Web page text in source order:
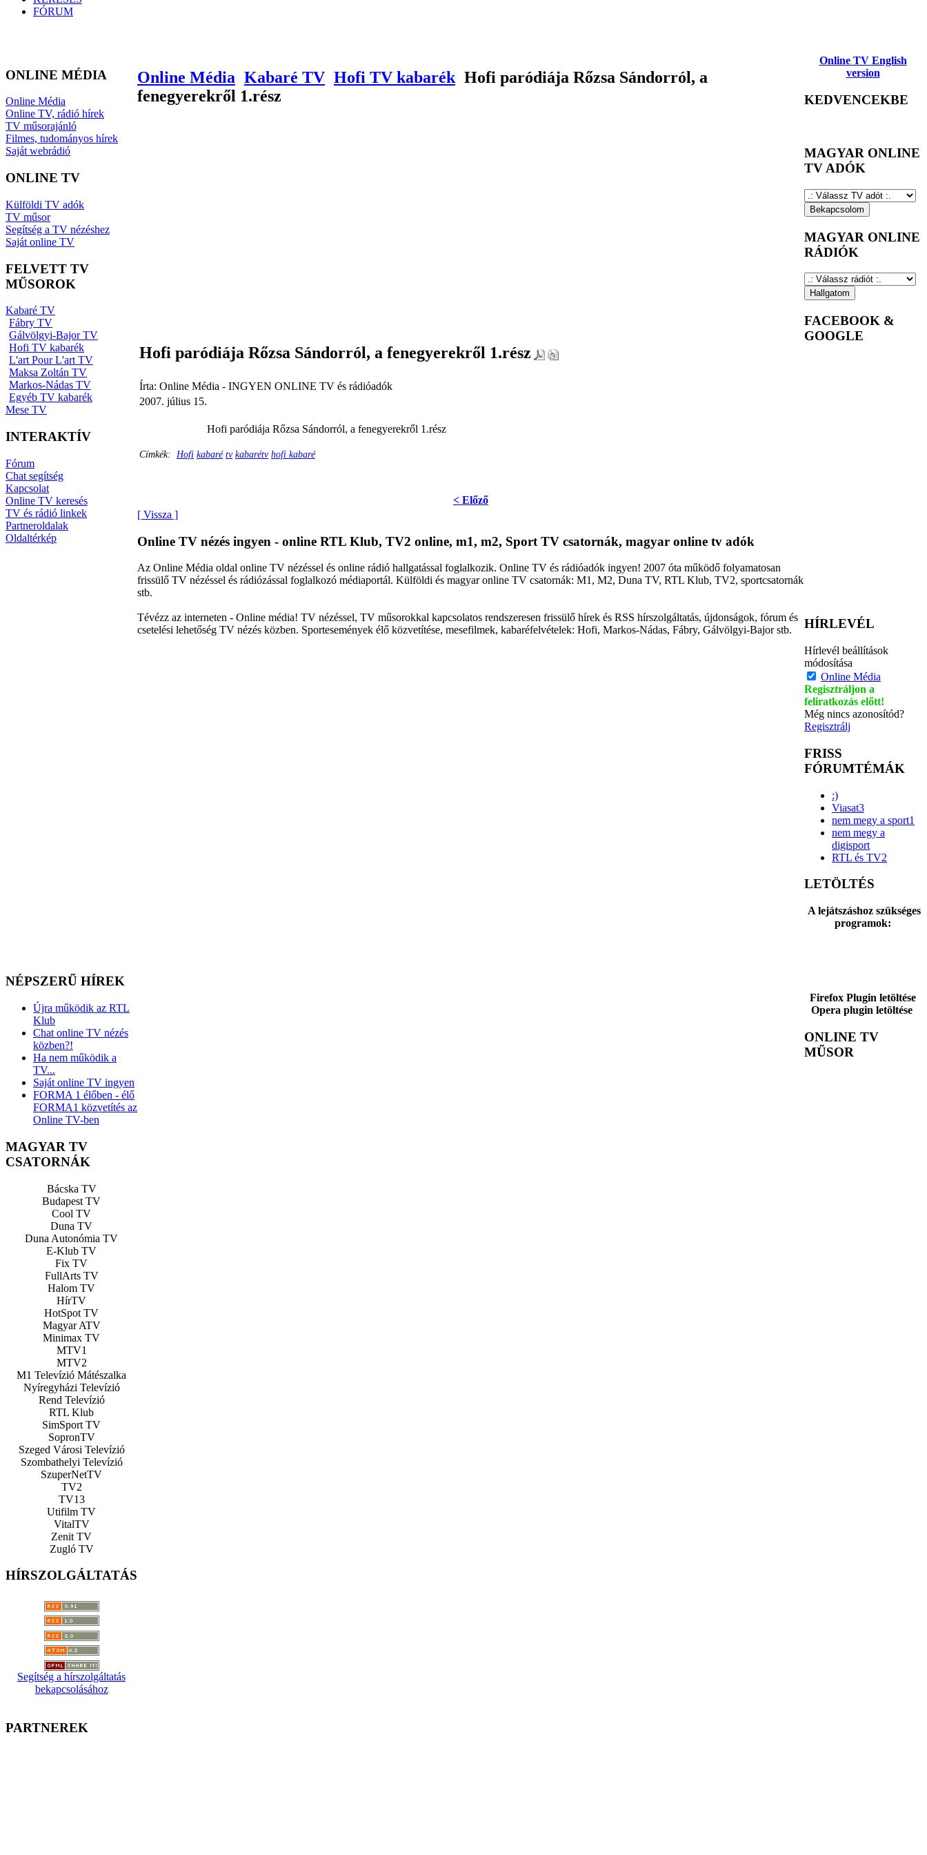
FÓRUM
ONLINE MÉDIA
Online Média
Online TV, rádió hírek
TV műsorajánló
Filmes, tudományos hírek
Saját webrádió
ONLINE TV
Külföldi TV adók
TV műsor
Segítség a TV nézéshez
Saját online TV
FELVETT TV
MŰSOROK
Kabaré TV
Fábry TV
Gálvölgyi-Bajor TV
Hofi TV kabarék
L'art Pour L'art TV
Maksa Zoltán TV
Markos-Nádas TV
Egyéb TV kabarék
Mese TV
INTERAKTÍV
Fórum
Chat segítség
Kapcsolat
Online TV keresés
TV és rádió linkek
Partneroldalak
Oldaltérkép
NÉPSZERŰ HÍREK
Újra működik az RTL
Klub
Chat online TV nézés
közben?!
Ha nem működik a
TV...
Saját online TV ingyen
FORMA 1 élőben - élő
FORMA1 közvetítés az
Online TV-ben
MAGYAR TV
CSATORNÁK
Bácska TV
Budapest TV
Cool TV
Duna TV
Duna Autonómia TV
E-Klub TV
Fix TV
FullArts TV
Halom TV
HírTV
HotSpot TV
Magyar ATV
Minimax TV
MTV1
MTV2
M1 Televízió Mátészalka
Nyíregyházi Televízió
Rend Televízió
RTL Klub
SimSport TV
SopronTV
Szeged Városi Televízió
Szombathelyi Televízió
SzuperNetTV
TV2
TV13
Utifilm TV
VitalTV
Zenit TV
Zugló TV
HÍRSZOLGÁLTATÁS
Segítség a hírszolgáltatás
bekapcsolásához
PARTNEREK
Online Média Kabaré TV Hofi TV kabarék Hofi paródiája Rőzsa Sándorról, a
fenegyerekről 1.rész
Hofi paródiája Rőzsa Sándorról, a fenegyerekről 1.rész
Írta: Online Média - INGYEN ONLINE TV és rádióadók
2007. július 15.
Hofi paródiája Rőzsa Sándorról, a fenegyerekről 1.rész
Címkék: Hofi kabaré tv kabarétv hofi kabaré
< Előző
[ Vissza ]
Online TV nézés ingyen - online RTL Klub, TV2 online, m1, m2, Sport TV csatornák, magyar online tv adók
Az Online Média oldal online TV nézéssel és online rádió hallgatással foglalkozik. Online TV és rádióadók ingyen! 2007 óta működő folyamatosan
frissülő TV nézéssel és rádiózással foglalkozó médiaportál. Külföldi és magyar online TV csatornák: M1, M2, Duna TV, RTL Klub, TV2, sportcsatornák
stb.
Tévézz az interneten - Online média! TV nézéssel, TV műsorokkal kapcsolatos rendszeresen frissülő hírek és RSS hírszolgáltatás, újdonságok, fórum és
csetelési lehetőség TV nézés közben. Sportesemények élő közvetítése, mesefilmek, kabaréfelvételek: Hofi, Markos-Nádas, Fábry, Gálvölgyi-Bajor stb.
Online TV English
version
KEDVENCEKBE
MAGYAR ONLINE
TV ADÓK
MAGYAR ONLINE
RÁDIÓK
FACEBOOK &
GOOGLE
HÍRLEVÉL
Hírlevél beállítások
módosítása
Online Média
Regisztráljon a
feliratkozás előtt!
Még nincs azonosítód?
Regisztrálj
FRISS
FÓRUMTÉMÁK
:)
Viasat3
nem megy a sport1
nem megy a
digisport
RTL és TV2
LETÖLTÉS
A lejátszáshoz szükséges
programok:
Firefox Plugin letöltése
Opera plugin letöltése
ONLINE TV
MŰSOR